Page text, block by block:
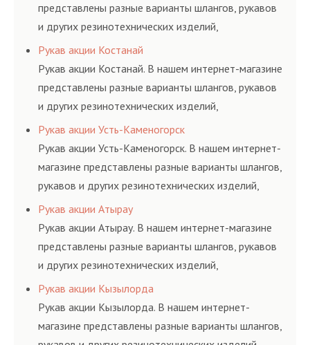
представлены разные варианты шлангов, рукавов
и других резинотехнических изделий,
соответствующих ГОСТам, техническим условиям
и нормативам.
Рукав акции Костанай
Рукав акции Костанай. В нашем интернет-магазине
представлены разные варианты шлангов, рукавов
и других резинотехнических изделий,
соответствующих ГОСТам, техническим условиям
и нормативам.
Рукав акции Усть-Каменогорск
Рукав акции Усть-Каменогорск. В нашем интернет-
магазине представлены разные варианты шлангов,
рукавов и других резинотехнических изделий,
соответствующих ГОСТам, техническим условиям
и нормативам.
Рукав акции Атырау
Рукав акции Атырау. В нашем интернет-магазине
представлены разные варианты шлангов, рукавов
и других резинотехнических изделий,
соответствующих ГОСТам, техническим условиям
и нормативам.
Рукав акции Кызылорда
Рукав акции Кызылорда. В нашем интернет-
магазине представлены разные варианты шлангов,